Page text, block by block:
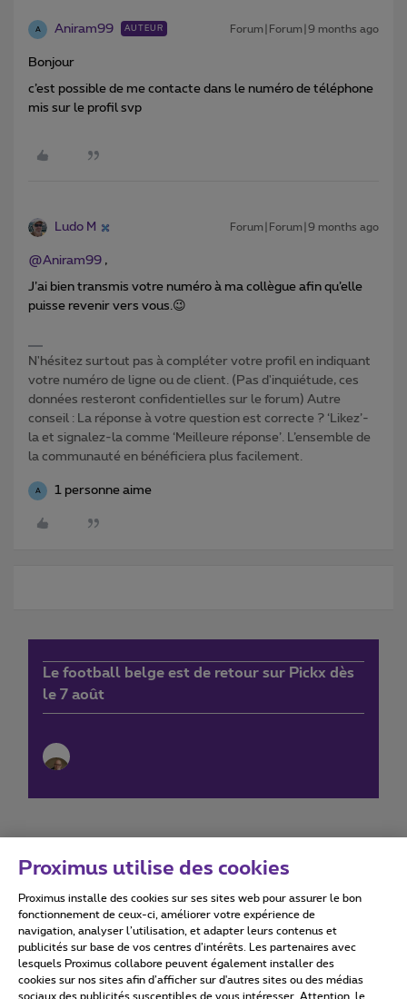
A Aniram99 AUTEUR Forum|Forum|9 months ago
Bonjour
c’est possible de me contacte dans le numéro de téléphone
mis sur le profil svp
Ludo M Forum|Forum|9 months ago
@Aniram99 ,
J’ai bien transmis votre numéro à ma collègue afin qu’elle
puisse revenir vers vous.😉
N'hésitez surtout pas à compléter votre profil en indiquant
votre numéro de ligne ou de client. (Pas d'inquiétude, ces
données resteront confidentielles sur le forum) Autre
conseil : La réponse à votre question est correcte ? ‘Likez’-
la et signalez-la comme ‘Meilleure réponse’. L’ensemble de
la communauté en bénéficiera plus facilement.
A 1 personne aime
Le football belge est de retour sur Pickx dès
le 7 août
Conditions d'utilisation Accessibility statement
Proximus utilise des cookies
Proximus installe des cookies sur ses sites web pour assurer le bon
fonctionnement de ceux-ci, améliorer votre expérience de
navigation, analyser l’utilisation, et adapter leurs contenus et
publicités sur base de vos centres d’intérêts. Les partenaires avec
lesquels Proximus collabore peuvent également installer des
cookies sur nos sites afin d’afficher sur d'autres sites ou des médias
sociaux des publicités susceptibles de vous intéresser. Attention, le